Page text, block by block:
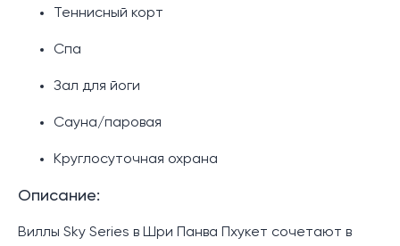
Теннисный корт
Спа
Зал для йоги
Сауна/паровая
Круглосуточная охрана
Описание:
Виллы Sky Series в Шри Панва Пхукет сочетают в